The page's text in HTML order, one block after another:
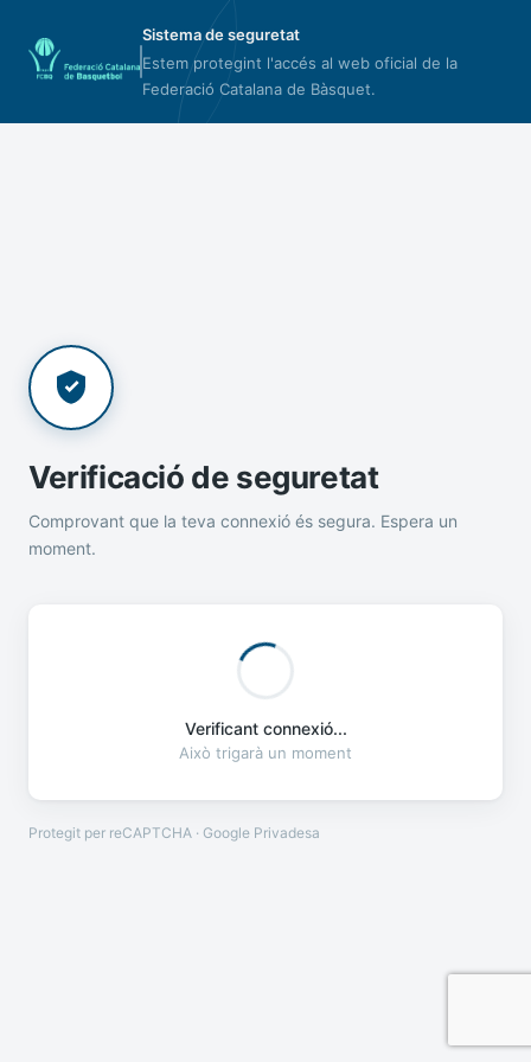
Sistema de seguretat
Estem protegint l'accés al web oficial de la
Federació Catalana de Bàsquet.
Verificació de seguretat
Comprovant que la teva connexió és segura. Espera un
moment.
Verificant connexió...
Això trigarà un moment
Protegit per reCAPTCHA · Google Privadesa